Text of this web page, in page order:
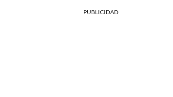
PUBLICIDAD